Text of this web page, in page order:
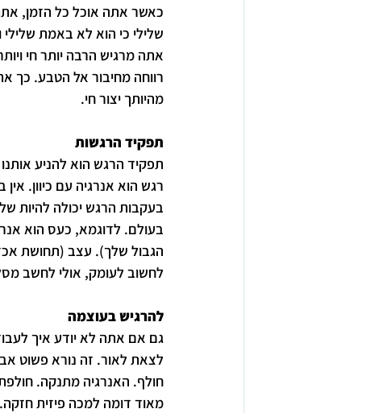
כאשר אתה אוכל כל הזמן,
שלילי כי הוא לא באמת
אתה מרגיש הרבה יותר חי
רווחה מחיבור אל הטבע. כך
מהיותך יצור חי.
תפקיד הרגשות
תפקיד הרגש הוא להניע
רגש הוא אנרגיה עם כיוון.
בעקבות הרגש יכולה להיות
בעולם. לדוגמא, כעס הוא
הגבול שלך). עצב (תחושת
לחשוב לעומק, אולי לחשב
להרגיש בעוצמה
גם אם אתה לא יודע איך
לצאת לאור. זה נורא פשוט
מאוד דומה למכה פיזית